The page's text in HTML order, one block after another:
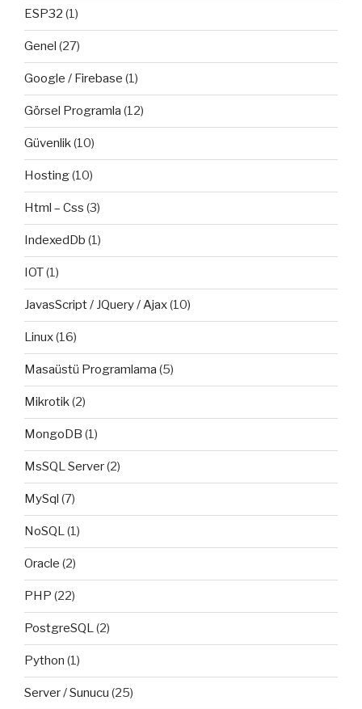
ESP32 (1)
Genel (27)
Google / Firebase (1)
Görsel Programla (12)
Güvenlik(10)
Hosting(10)
Html – Css (3)
IndexedDb (1)
IOT(1)
JavasScript / JQuery / Ajax(10)
Linux(16)
Masaüstü Programlama (5)
Mikrotik(2)
MongoDB (1)
MsSQL Server(2)
MySql (7)
NoSQL(1)
Oracle (2)
PHP (22)
PostgreSQL(2)
Python (1)
Server / Sunucu (25)